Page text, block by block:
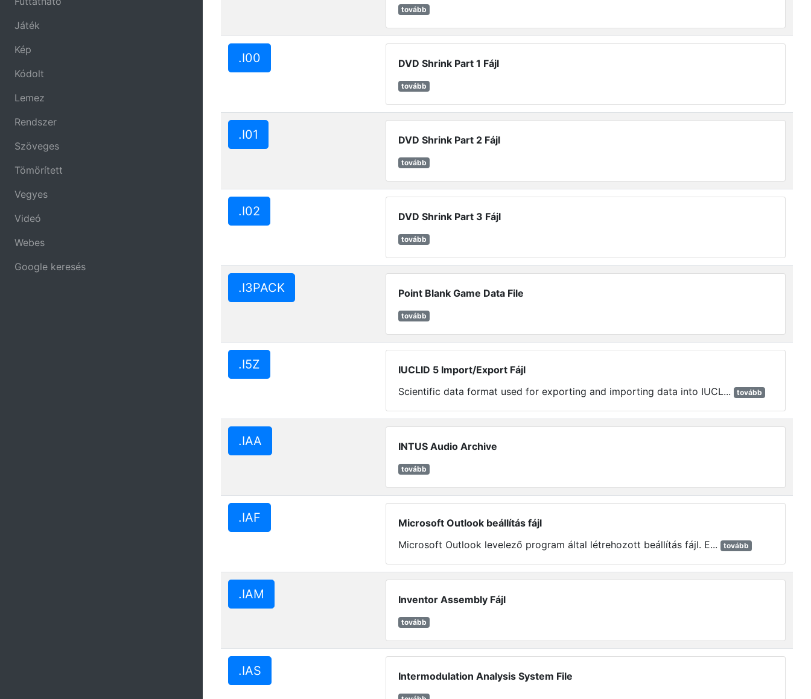
Játék
Kép
Kódolt
Lemez
Rendszer
Szöveges
Tömörített
Vegyes
Videó
Webes
Google keresés
tovább
.I00 DVD Shrink Part 1 Fájl
tovább
.I01 DVD Shrink Part 2 Fájl
tovább
.I02 DVD Shrink Part 3 Fájl
tovább
.I3PACK Point Blank Game Data File
tovább
.I5Z
IUCLID 5 Import/Export Fájl
Scientific data format used for exporting and importing data into IUCL...
tovább
.IAA INTUS Audio Archive
tovább
.IAF
Microsoft Outlook beállítás fájl
Microsoft Outlook levelező program által létrehozott beállítás fájl. E...
tovább
.IAM Inventor Assembly Fájl
tovább
.IAS Intermodulation Analysis System File